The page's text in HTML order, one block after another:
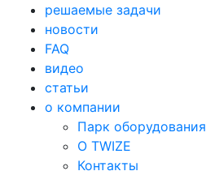
решаемые задачи
новости
FAQ
видео
статьи
о компании
Парк оборудования
О TWIZE
Контакты